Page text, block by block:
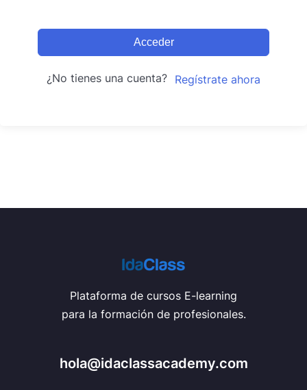
Acceder
¿No tienes una cuenta? Regístrate ahora
Plataforma de cursos E-learning
para la formación de profesionales.
hola@idaclassacademy.com